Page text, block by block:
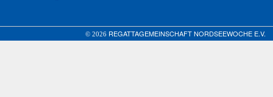
© 2026 REGATTAGEMEINSCHAFT NORDSEEWOCHE E.V.